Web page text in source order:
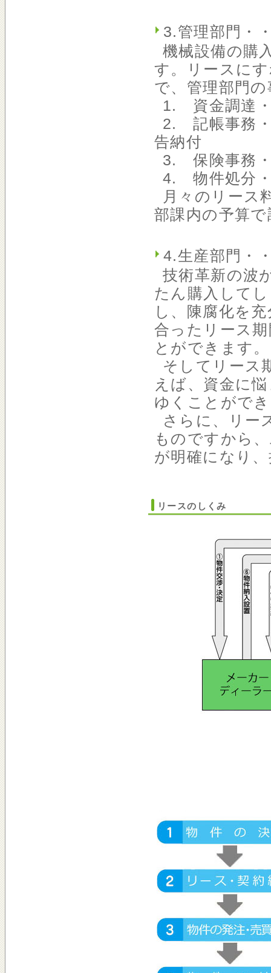
3.管理部門・
機械設備の購
す。リースに
で、管理部門
1. 資金調達
2. 記帳事務・
告納付
3. 保険事務
4. 物件処分・
月々のリース
部課内の予算
4.生産部門・
技術革新の波
たん購入して
し、陳腐化を
合ったリース
とができます。
そしてリース
えば、資金に
ゆくことがで
さらに、リー
ものですから
が明確になり
リースのしくみ